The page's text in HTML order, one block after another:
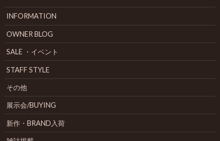
INFORMATION
OWNER BLOG
SALE ・イベント
STAFF STYLE
その他
展示会/BUYING
新作・BRAND入荷